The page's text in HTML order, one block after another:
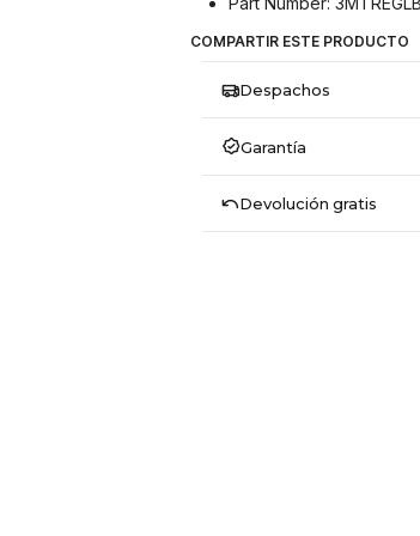
COMPARTIR ESTE PRODUCTO
Despachos
Garantía
Devolución gratis